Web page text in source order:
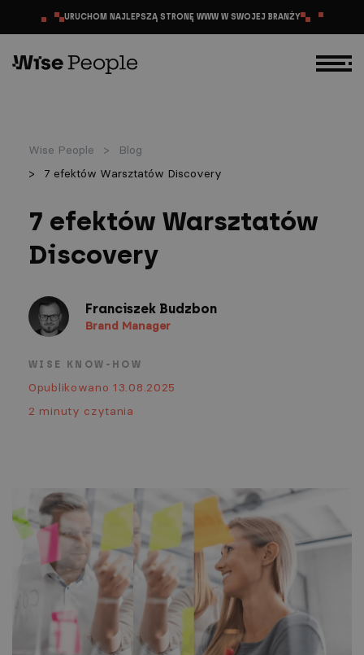
URUCHOM NAJLEPSZĄ STRONĘ WWW W SWOJEJ BRANŻY
Wise People
Blog
7 efektów Warsztatów Discovery
7 efektów Warsztatów
Discovery
Franciszek Budzbon
Brand Manager
WISE KNOW-HOW
Opublikowano 13.08.2025
2 minuty czytania